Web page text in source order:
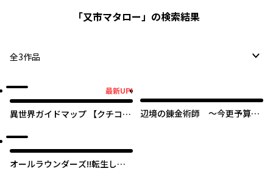
「又市マタロー」の検索結果
全3作品
最新UP!
異世界ガイドマップ 【クチコ
旅行スローライフを満喫します
辺境の錬金術師 ～今更予算ゼ
オールラウンダーズ!!転生した